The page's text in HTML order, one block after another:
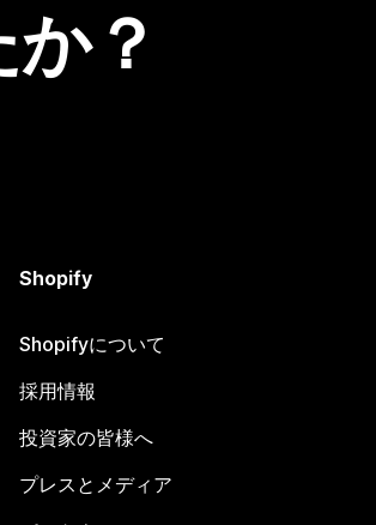
？
Shopify
Shopifyについて
採用情報
投資家の皆様へ
プレスとメディア